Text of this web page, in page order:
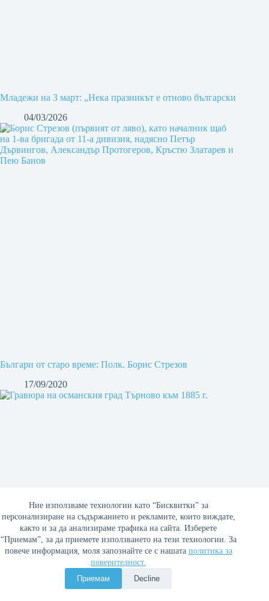
Ние използваме технологии като “Бисквитки” за
персонализиране на съдържанието и рекламите, които виждате,
както и за да анализираме трафика на сайта. Изберете
“Приемам”, за да приемете използването на тези технологии. За
повече информация, моля запознайте се с нашата политика за
поверителност.
Приемам
Decline
Младежи на 3 март: „Нека празникът е отново български
04/03/2026
Българи от старо време: Полк. Борис Стрезов
17/09/2020